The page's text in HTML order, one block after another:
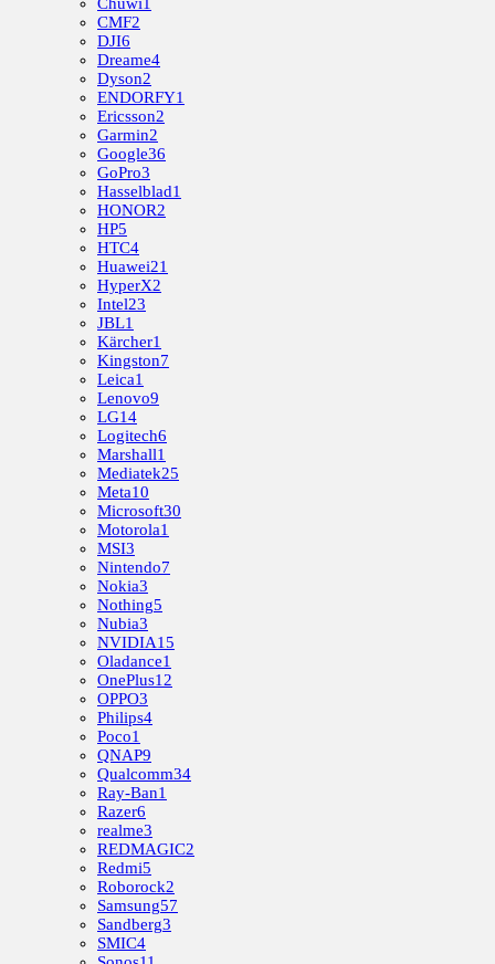
Chuwi1
CMF2
DJI6
Dreame4
Dyson2
ENDORFY1
Ericsson2
Garmin2
Google36
GoPro3
Hasselblad1
HONOR2
HP5
HTC4
Huawei21
HyperX2
Intel23
JBL1
Kärcher1
Kingston7
Leica1
Lenovo9
LG14
Logitech6
Marshall1
Mediatek25
Meta10
Microsoft30
Motorola1
MSI3
Nintendo7
Nokia3
Nothing5
Nubia3
NVIDIA15
Oladance1
OnePlus12
OPPO3
Philips4
Poco1
QNAP9
Qualcomm34
Ray-Ban1
Razer6
realme3
REDMAGIC2
Redmi5
Roborock2
Samsung57
Sandberg3
SMIC4